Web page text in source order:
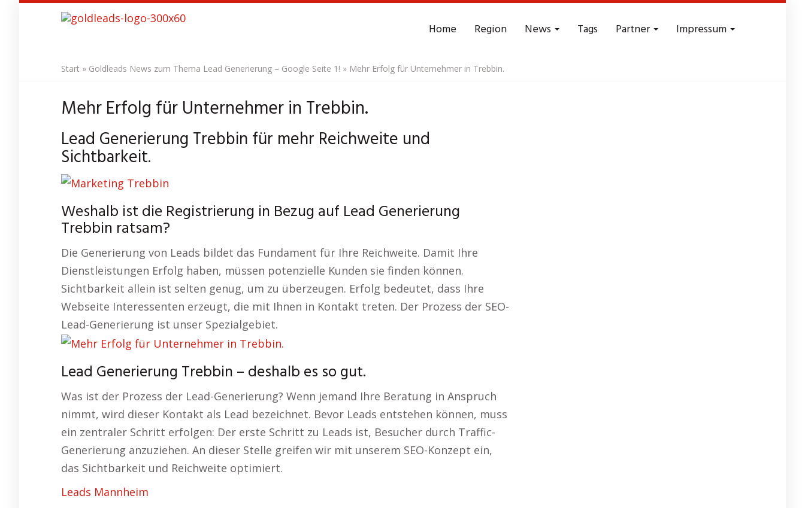
Home Region News Tags Partner Impressum
Start » Goldleads News zum Thema Lead Generierung – Google Seite 1! » Mehr Erfolg für Unternehmer in Trebbin.
Mehr Erfolg für Unternehmer in Trebbin.
Lead Generierung Trebbin für mehr Reichweite und
Sichtbarkeit.
Weshalb ist die Registrierung in Bezug auf Lead Generierung
Trebbin ratsam?
Die Generierung von Leads bildet das Fundament für Ihre Reichweite. Damit Ihre
Dienstleistungen Erfolg haben, müssen potenzielle Kunden sie finden können.
Sichtbarkeit allein ist selten genug, um zu überzeugen. Erfolg bedeutet, dass Ihre
Webseite Interessenten erzeugt, die mit Ihnen in Kontakt treten. Der Prozess der SEO-
Lead-Generierung ist unser Spezialgebiet.
Lead Generierung Trebbin – deshalb es so gut.
Was ist der Prozess der Lead-Generierung? Wenn jemand Ihre Beratung in Anspruch
nimmt, wird dieser Kontakt als Lead bezeichnet. Bevor Leads entstehen können, muss
ein zentraler Schritt erfolgen: Der erste Schritt zu Leads ist, Besucher durch Traffic-
Generierung anzuziehen. An dieser Stelle greifen wir mit unserem SEO-Konzept ein,
das Sichtbarkeit und Reichweite optimiert.
Leads Mannheim